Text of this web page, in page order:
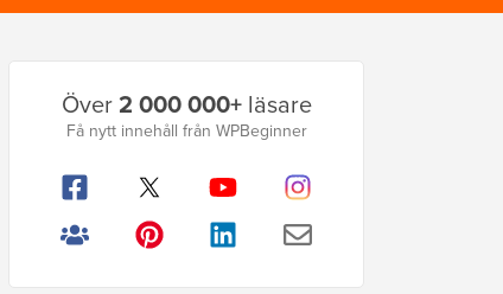
Primär
sidofält
Över2 000 000+läsare
Få nytt innehåll från WPBeginner